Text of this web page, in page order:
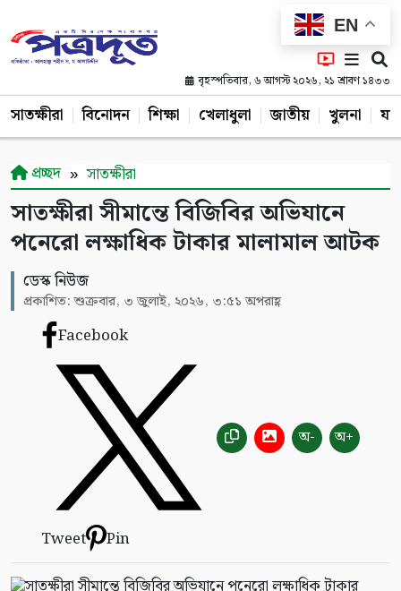
EN
বৃহস্পতিবার, ৬ আগস্ট ২০২৬, ২১ শ্রাবণ ১৪৩৩
সাতক্ষীরা বিনোদন শিক্ষা খেলাধুলা জাতীয় খুলনা
প্রচ্ছদ সাতক্ষীরা
সাতক্ষীরা সীমান্তে বিজিবির অভিযানে
পনেরো লক্ষাধিক টাকার মালামাল আটক
ডেস্ক নিউজ
প্রকাশিত: শুক্রবার, ৩ জুলাই, ২০২৬, ৩:৫১ অপরাহ্ণ
Facebook
Tweet Pin
অ- অ+